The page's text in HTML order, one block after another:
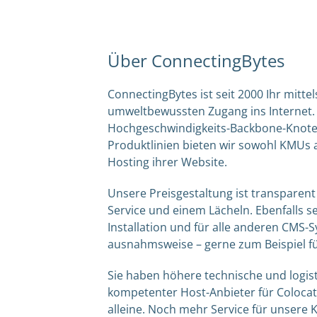
Über ConnectingBytes
ConnectingBytes ist seit 2000 Ihr
umweltbewussten Zugang ins
Hochgeschwindigkeits-Backbone-
Produktlinien bieten wir sowohl KMUs
Hosting ihrer Website.
Unsere Preisgestaltung ist
Service und einem Lächeln. Ebenfalls
Installation und für alle anderen CMS-
ausnahmsweise – gerne zum Beispiel
Sie haben höhere technische und
kompetenter Host-Anbieter für
alleine. Noch mehr Service für